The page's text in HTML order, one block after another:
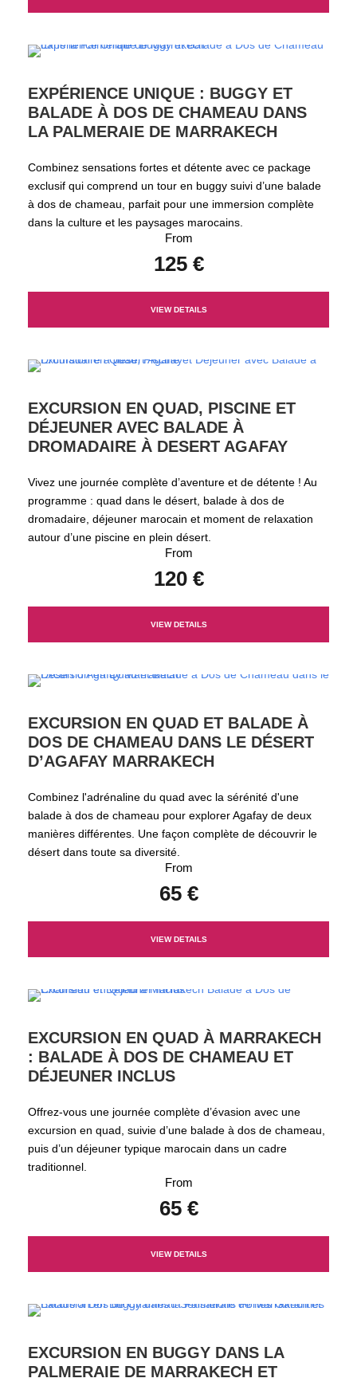
EXPÉRIENCE UNIQUE : BUGGY ET
BALADE À DOS DE CHAMEAU DANS
LA PALMERAIE DE MARRAKECH
Combinez sensations fortes et détente avec ce package
exclusif qui comprend un tour en buggy suivi d’une balade
à dos de chameau, parfait pour une immersion complète
dans la culture et les paysages marocains.
From
125 €
VIEW DETAILS
EXCURSION EN QUAD, PISCINE ET
DÉJEUNER AVEC BALADE À
DROMADAIRE À DESERT AGAFAY
Vivez une journée complète d’aventure et de détente ! Au
programme : quad dans le désert, balade à dos de
dromadaire, déjeuner marocain et moment de relaxation
autour d’une piscine en plein désert.
From
120 €
VIEW DETAILS
EXCURSION EN QUAD ET BALADE À
DOS DE CHAMEAU DANS LE DÉSERT
D’AGAFAY MARRAKECH
Combinez l'adrénaline du quad avec la sérénité d'une
balade à dos de chameau pour explorer Agafay de deux
manières différentes. Une façon complète de découvrir le
désert dans toute sa diversité.
From
65 €
VIEW DETAILS
EXCURSION EN QUAD À MARRAKECH
: BALADE À DOS DE CHAMEAU ET
DÉJEUNER INCLUS
Offrez-vous une journée complète d’évasion avec une
excursion en quad, suivie d’une balade à dos de chameau,
puis d’un déjeuner typique marocain dans un cadre
traditionnel.
From
65 €
VIEW DETAILS
EXCURSION EN BUGGY DANS LA
PALMERAIE DE MARRAKECH ET